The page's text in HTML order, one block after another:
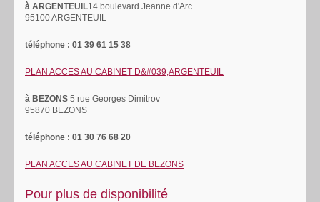
à ARGENTEUIL14 boulevard Jeanne d'Arc
95100 ARGENTEUIL
téléphone : 01 39 61 15 38
PLAN ACCES AU CABINET D&#039;ARGENTEUIL
à BEZONS 5 rue Georges Dimitrov
95870 BEZONS
téléphone : 01 30 76 68 20
PLAN ACCES AU CABINET DE BEZONS
Pour plus de disponibilité